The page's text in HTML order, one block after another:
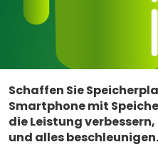
Schaffen Sie
Smartphone mit
die Leistung
und alles beschleunigen.